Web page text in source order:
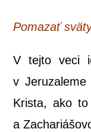
Poma­zať
V tej­to veci
v
Kris­ta, ako to
a